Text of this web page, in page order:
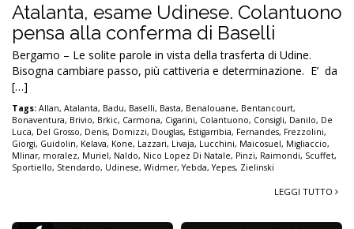
Atalanta, esame Udinese. Colantuono
pensa alla conferma di Baselli
Bergamo – Le solite parole in vista della trasferta di Udine.
Bisogna cambiare passo, più cattiveria e determinazione. E’ da
[…]
Tags: Allan, Atalanta, Badu, Baselli, Basta, Benalouane, Bentancourt,
Bonaventura, Brivio, Brkic, Carmona, Cigarini, Colantuono, Consigli, Danilo, De
Luca, Del Grosso, Denis, Domizzi, Douglas, Estigarribia, Fernandes, Frezzolini,
Giorgi, Guidolin, Kelava, Kone, Lazzari, Livaja, Lucchini, Maicosuel, Migliaccio,
Mlinar, moralez, Muriel, Naldo, Nico Lopez Di Natale, Pinzi, Raimondi, Scuffet,
Sportiello, Stendardo, Udinese, Widmer,Yebda,Yepes, Zielinski
LEGGI TUTTO